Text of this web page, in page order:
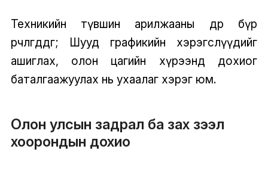
Техникийн түвшин арилжааны өдөр бүр
өөрчлөгддөг; Шууд графикийн хэрэгслүүдийг
ашиглах, олон цагийн хүрээнд дохиог
баталгаажуулах нь ухаалаг хэрэг юм.
Олон улсын задрал ба зах зээл
хоорондын дохио